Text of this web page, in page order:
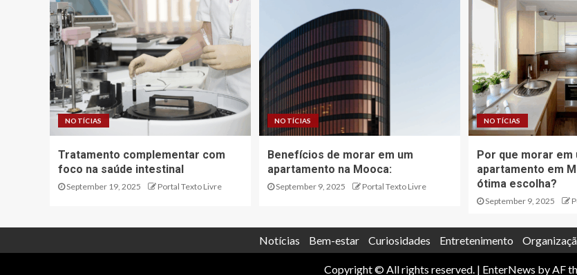
NOTÍCIAS
Tratamento complementar com
foco na saúde intestinal
September 19, 2025 Portal Texto Livre
NOTÍCIAS
Benefícios de morar em um
apartamento na Mooca:
September 9, 2025 Portal Texto Livre
NOTÍCIAS
Por que morar em
apartamento em
ótima escolha?
September 9, 2025
Notícias Bem-estar Curiosidades Entretenimento
Copyright © All rights reserved. | EnterNews by AF